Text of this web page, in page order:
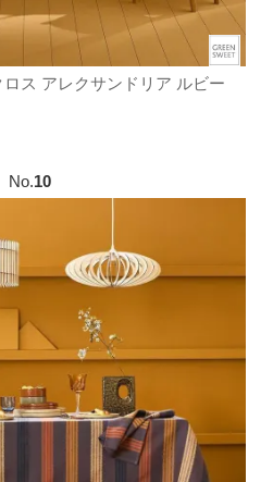
ロス アレクサンドリア ルビー
No.10